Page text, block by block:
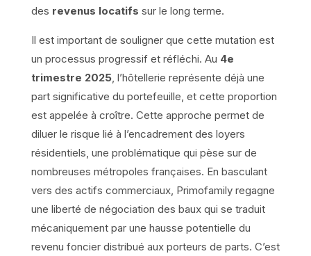
des revenus locatifs sur le long terme.
Il est important de souligner que cette mutation est
un processus progressif et réfléchi. Au 4e
trimestre 2025, l’hôtellerie représente déjà une
part significative du portefeuille, et cette proportion
est appelée à croître. Cette approche permet de
diluer le risque lié à l’encadrement des loyers
résidentiels, une problématique qui pèse sur de
nombreuses métropoles françaises. En basculant
vers des actifs commerciaux, Primofamily regagne
une liberté de négociation des baux qui se traduit
mécaniquement par une hausse potentielle du
revenu foncier distribué aux porteurs de parts. C’est